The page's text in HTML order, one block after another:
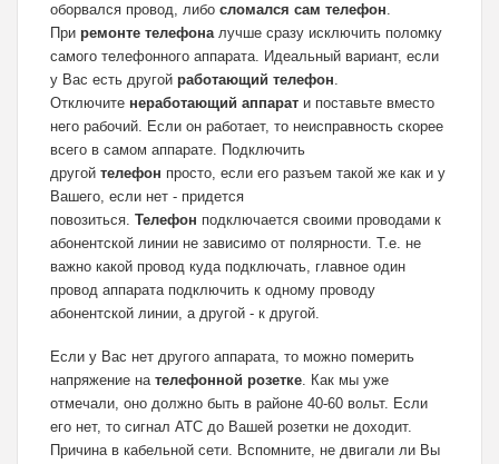
оборвался провод, либо сломался сам телефон.
При ремонте телефоналучше сразу исключить поломку
самого телефонного аппарата. Идеальный вариант, если
у Вас есть другой работающий телефон.
Отключите неработающий аппарат и поставьте вместо
него рабочий. Если он работает, то неисправность скорее
всего в самом аппарате. Подключить
другой телефон просто, если его разъем такой же как и у
Вашего, если нет - придется
повозиться. Телефон подключается своими проводами к
абонентской линии не зависимо от полярности. Т.е. не
важно какой провод куда подключать, главное один
провод аппарата подключить к одному проводу
абонентской линии, а другой - к другой.
Если у Вас нет другого аппарата, то можно померить
напряжение на телефонной розетке. Как мы уже
отмечали, оно должно быть в районе 40-60 вольт. Если
его нет, то сигнал АТС до Вашей розетки не доходит.
Причина в кабельной сети. Вспомните, не двигали ли Вы